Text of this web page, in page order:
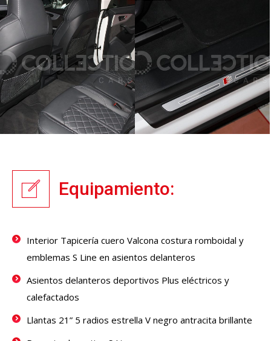
Equipamiento:
Interior Tapicería cuero Valcona costura romboidal y
emblemas S Line en asientos delanteros
Asientos delanteros deportivos Plus eléctricos y
calefactados
Llantas 21” 5 radios estrella V negro antracita brillante